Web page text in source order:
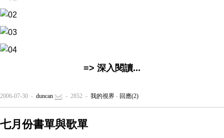
=> 深入閱讀...
2006-07-30 - duncan - 2852 - 我的視界 - 回應(2)
七月份書單與歌單